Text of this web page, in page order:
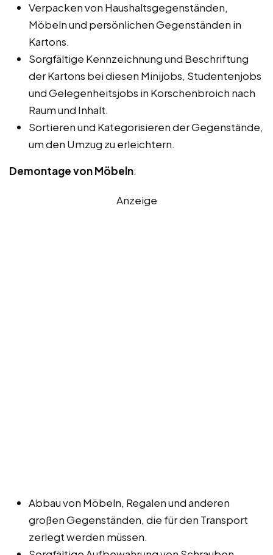
Verpacken von Haushaltsgegenständen,
Möbeln und persönlichen Gegenständen in
Kartons.
Sorgfältige Kennzeichnung und Beschriftung
der Kartons bei diesen Minijobs, Studentenjobs
und Gelegenheitsjobs in Korschenbroich nach
Raum und Inhalt.
Sortieren und Kategorisieren der Gegenstände,
um den Umzug zu erleichtern.
Demontage von Möbeln:
Anzeige
Abbau von Möbeln, Regalen und anderen
großen Gegenständen, die für den Transport
zerlegt werden müssen.